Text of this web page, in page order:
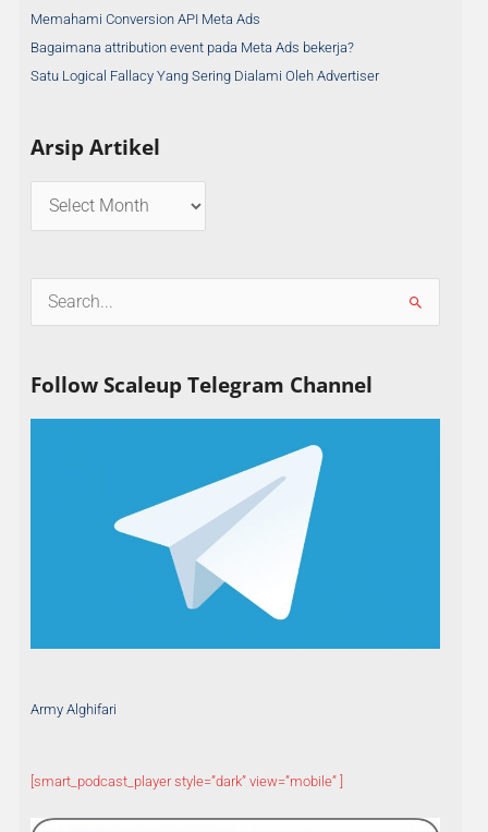
Memahami Conversion API Meta Ads
Bagaimana attribution event pada Meta Ads bekerja?
Satu Logical Fallacy Yang Sering Dialami Oleh Advertiser
Arsip Artikel
rFollow Scaleup Telegram Channel
Army Alghifari
[smart_podcast_player style=”dark” view=”mobile” ]